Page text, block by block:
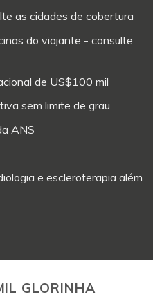
as cidades de cobertura
do viajante - consulte
de US$100 mil
sem limite de grau
ANS
e escleroterapia além
GLORINHA